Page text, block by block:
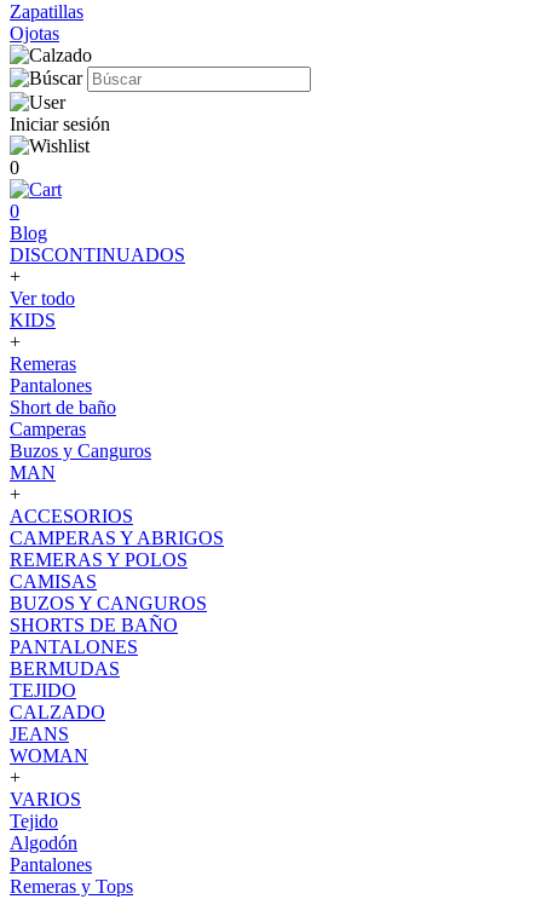
Zapatillas
Ojotas
Iniciar sesión
0
0
Blog
DISCONTINUADOS
+
Ver todo
KIDS
+
Remeras
Pantalones
Short de baño
Camperas
Buzos y Canguros
MAN
+
ACCESORIOS
CAMPERAS Y ABRIGOS
REMERAS Y POLOS
CAMISAS
BUZOS Y CANGUROS
SHORTS DE BAÑO
PANTALONES
BERMUDAS
TEJIDO
CALZADO
JEANS
WOMAN
+
VARIOS
Tejido
Algodón
Pantalones
Remeras y Tops